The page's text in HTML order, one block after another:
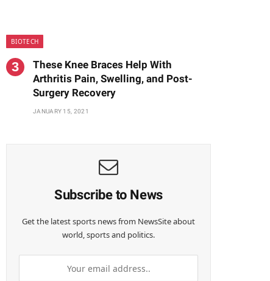
BIOTECH
These Knee Braces Help With
Arthritis Pain, Swelling, and Post-
Surgery Recovery
JANUARY 15, 2021
Subscribe to News
Get the latest sports news from NewsSite about
world, sports and politics.